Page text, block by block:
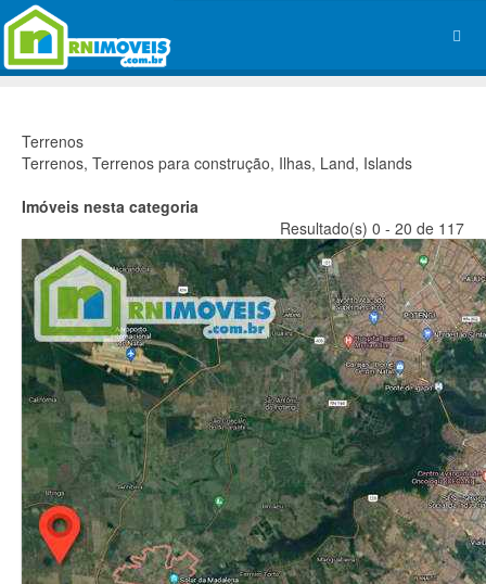
Terrenos
Terrenos, Terrenos para construção, Ilhas, Land, Islands
Imóveis nesta categoria
Resultado(s) 0 - 20 de 117